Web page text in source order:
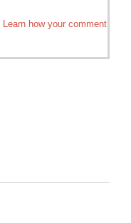
Learn how your comment